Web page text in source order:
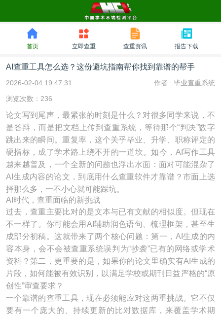
首页 立即查重 查重资讯 报告下载
AI查重工具怎么选？这份避坑指南帮你找到靠谱的帮手
2026-02-04 19:47:31 作者 : 毕业查重系统
浏览次数：236
论文写到尾声，最紧张的时刻是什么？对很多同学来说，不
是答辩，而是把文档上传到查重系统，等待那个“判决”数字
跳出来的瞬间。重复率，这个关乎毕业、升学、职称评定的
硬指标，成了学术路上绕不开的一道坎。如今，AI写作工具
越来越普及，一个全新的问题也浮出水面：面对可能混杂了
AI生成内容的论文，到底用什么查重软件才靠谱？市面上选
择那么多，一不小心就可能踩坑。
AI时代，查重面临的新挑战
过去，查重主要比对的是文本与已有文献的相似度。但现在
不一样了。你可能会用AI辅助润色语句、梳理框架，甚至生
成部分初稿。这就带来了两个核心问题：第一，AI生成的内
容本身，会不会被查重系统误判为“抄袭”已有的网络或学术
资料？第二，更重要的是，如果你的论文里确实有AI生成的
片段，如何能被有效识别，以满足学校或期刊日益严格的“原
创性”审查要求？
一个靠谱的查重工具，现在必须能应对这两重挑战。它不仅
要有一个庞大的、持续更新的比对数据库，来覆盖学术期